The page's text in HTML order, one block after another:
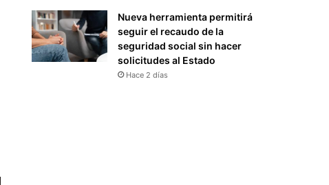
Nueva herramienta permitirá
seguir el recaudo de la
seguridad social sin hacer
solicitudes al Estado
Hace 2 días